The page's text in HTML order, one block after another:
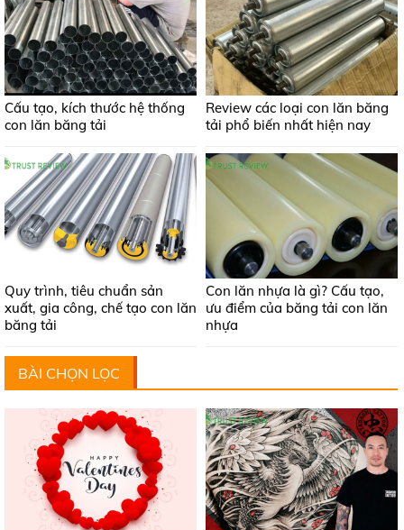
Cấu tạo, kích thước hệ thống
con lăn băng tải
Review các loại con lăn băng
tải phổ biến nhất hiện nay
Quy trình, tiêu chuẩn sản
xuất, gia công, chế tạo con lăn
băng tải
Con lăn nhựa là gì? Cấu tạo,
ưu điểm của băng tải con lăn
nhựa
BÀI CHỌN LỌC